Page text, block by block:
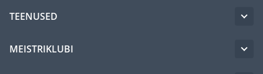
TEENUSED
MEISTRIKLUBI